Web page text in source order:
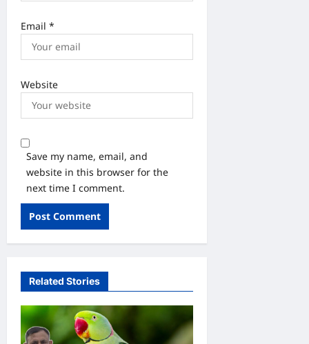
Email *
Website
Save my name, email, and
website in this browser for the
next time I comment.
Related Stories